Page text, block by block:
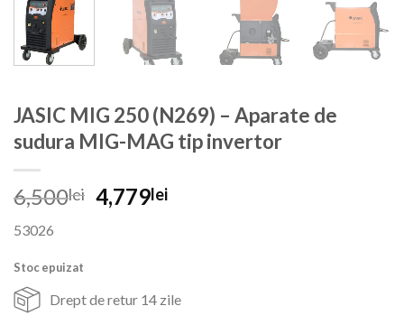
JASIC MIG 250 (N269) – Aparate de
sudura MIG-MAG tip invertor
6,500lei Prețul
inițial
4,779leiPrețul
53026
Stoc epuizat
Drept de retur 14 zile